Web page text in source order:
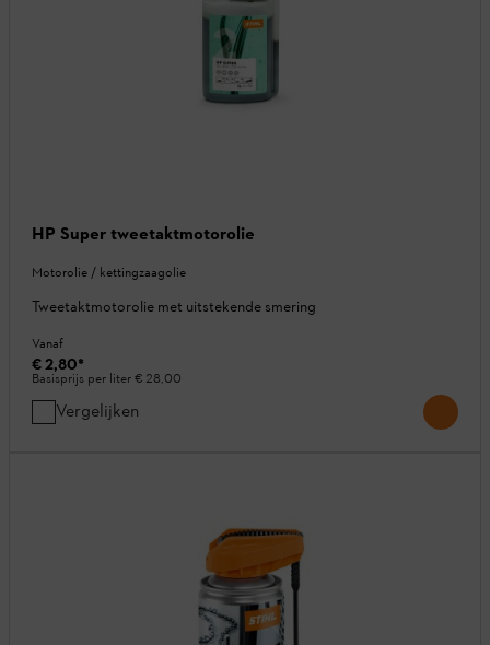
HP Super tweetaktmotorolie
Motorolie / kettingzaagolie
Tweetaktmotorolie met uitstekende smering
Vanaf
€ 2,80*
Basisprijs per liter€ 28,00
Vergelijken